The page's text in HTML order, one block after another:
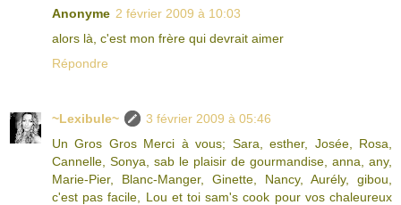
Anonyme 2 février 2009 à 10:03
alors là, c'est mon frère qui devrait aimer
Répondre
~Lexibule~
3 février 2009 à 05:46
Un Gros Gros Merci à vous; Sara, esther, Josée, Rosa,
Cannelle, Sonya, sab le plaisir de gourmandise, anna, any,
Marie-Pier, Blanc-Manger, Ginette, Nancy, Aurély, gibou,
c'est pas facile, Lou et toi sam's cook pour vos chaleureux